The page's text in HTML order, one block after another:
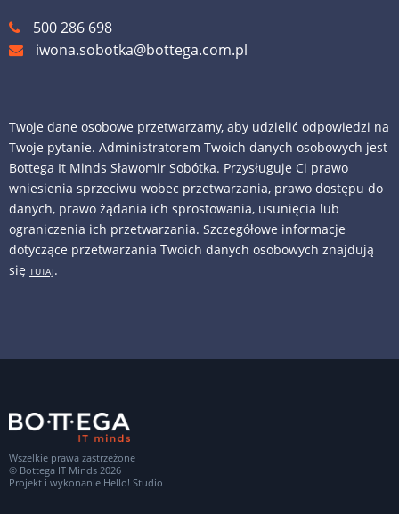
500 286 698
iwona.sobotka@bottega.com.pl
Twoje dane osobowe przetwarzamy, aby udzielić odpowiedzi na
Twoje pytanie. Administratorem Twoich danych osobowych jest
Bottega It Minds Sławomir Sobótka. Przysługuje Ci prawo
wniesienia sprzeciwu wobec przetwarzania, prawo dostępu do
danych, prawo żądania ich sprostowania, usunięcia lub
ograniczenia ich przetwarzania. Szczegółowe informacje
dotyczące przetwarzania Twoich danych osobowych znajdują
się TUTAJ.
Wszelkie prawa zastrzeżone
© Bottega IT Minds 2026
Projekt i wykonanie Hello! Studio